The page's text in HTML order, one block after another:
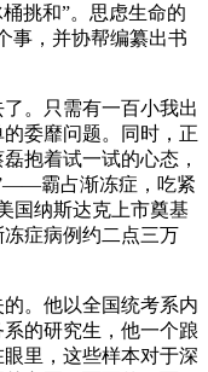
挑和”。思虑生命的
事，并协帮编纂出书
。只需有一百小我出
委靡问题。同时，正
抱着试一试的心态，
霸占渐冻症，吃紧
国纳斯达克上市奠基
症病例约二点三万
。他以全国统考系内
的研究生，他一个踉
里，这些样本对于深